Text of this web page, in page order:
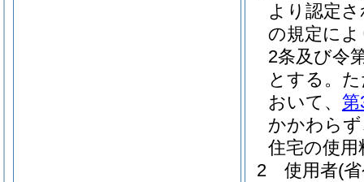
より認定
の規定に
2条及び令
とする。
おいて、 第
かかわら
住宅の使
2
使用者(